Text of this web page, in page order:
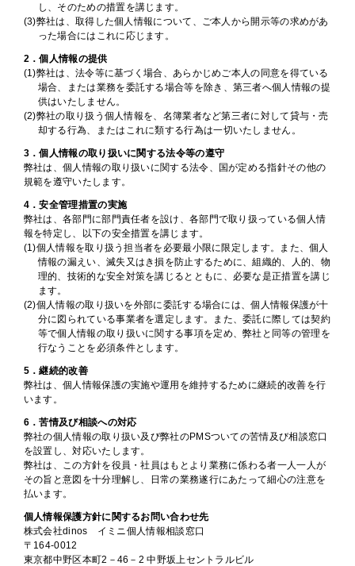
ヘルプ
お買い物ガイド
よくあるご質問
定期お届けサービス
お知らせ
し、そのための措置を講じます。
(3)弊社は、取得した個人情報について、ご本人から開示等の求めがあ
った場合にはこれに応じます。
2．個人情報の提供
(1)弊社は、法令等に基づく場合、あらかじめご本人の同意を得ている
場合、または業務を委託する場合等を除き、第三者へ個人情報の提
供はいたしません。
(2)弊社の取り扱う個人情報を、名簿業者など第三者に対して貸与・売
却する行為、またはこれに類する行為は一切いたしません。
3．個人情報の取り扱いに関する法令等の遵守
弊社は、個人情報の取り扱いに関する法令、国が定める指針その他の
規範を遵守いたします。
4．安全管理措置の実施
弊社は、各部門に部門責任者を設け、各部門で取り扱っている個人情
報を特定し、以下の安全措置を講じます。
(1)個人情報を取り扱う担当者を必要最小限に限定します。また、個人
情報の漏えい、滅失又はき損を防止するために、組織的、人的、物
理的、技術的な安全対策を講じるとともに、必要な是正措置を講じ
ます。
(2)個人情報の取り扱いを外部に委託する場合には、個人情報保護が十
分に図られている事業者を選定します。また、委託に際しては契約
等で個人情報の取り扱いに関する事項を定め、弊社と同等の管理を
行なうことを必須条件とします。
5．継続的改善
弊社は、個人情報保護の実施や運用を維持するために継続的改善を行
います。
6．苦情及び相談への対応
弊社の個人情報の取り扱い及び弊社のPMSついての苦情及び相談窓口
を設置し、対応いたします。
弊社は、この方針を役員・社員はもとより業務に係わる者一人一人が
その旨と意図を十分理解し、日常の業務遂行にあたって細心の注意を
払います。
個人情報保護方針に関するお問い合わせ先
株式会社dinos イミニ個人情報相談窓口
〒164-0012
東京都中野区本町2－46－2 中野坂上セントラルビル